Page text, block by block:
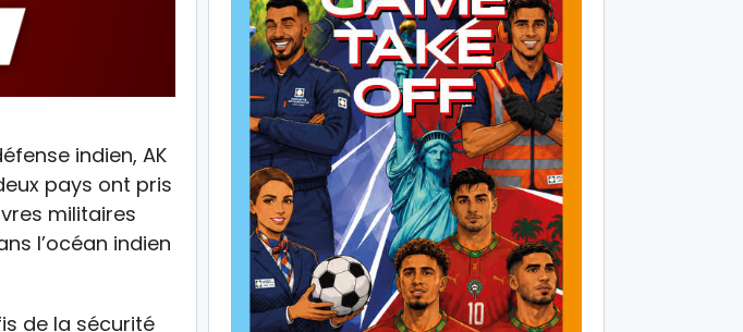
indien, AK
pays ont pris
militaires
l’océan indien
de la sécurité